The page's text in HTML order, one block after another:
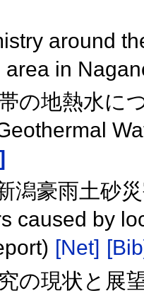
around
area in
の地熱水に
潟豪雨土砂
caused by
[Net]
の現状と展